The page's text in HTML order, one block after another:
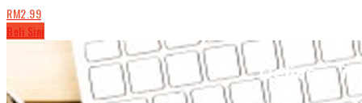
RM2.99
Beli Sini